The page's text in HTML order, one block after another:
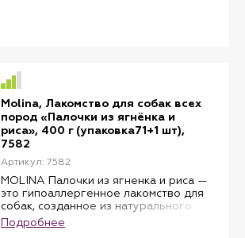
радикалов и укрепляет иммунную
систему;
• Натуральный состав без
искусственных добавок, красителей,
усилителей вкуса и ГМО;
• Удобный формат для поощрения и
тренировок;
• Подходит для ежедневного
перекуса.
MOLINA Куриные палочки — это
лакомство, которое порадует собаку
вкусом и поддержит её здоровье.
Molina, Лакомство для собак всех
пород «Палочки из ягнёнка и
риса», 400 г (упаковка71+1 шт),
7582
Артикул: 7582
MOLINA Палочки из ягненка и риса —
это гипоаллергенное лакомство для
собак, созданное из натурального
мяса ягненка и риса. Лакомство
идеально подходит для поощрения,
Подробнее